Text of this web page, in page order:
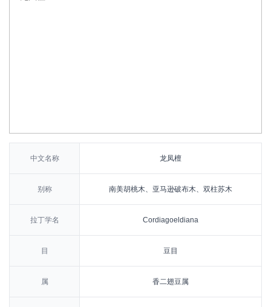
中文名称 龙凤檀
别称 南美胡桃木、亚马逊破布木、双柱苏木
拉丁学名 Cordiagoeldiana
目 豆目
属 香二翅豆属